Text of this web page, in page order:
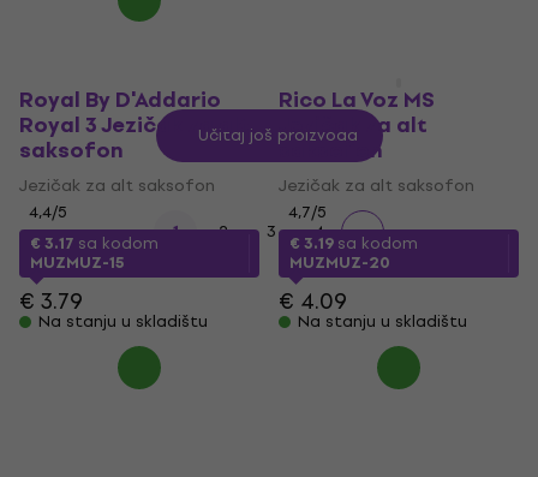
Royal By D'Addario
Royal 3 Jezičak za alt
saksofon
Jezičak za alt saksofon
4,4/5
€ 3.17 sa kodom
MUZMUZ-15
€ 3.79
Na stanju u skladištu
Rico La Voz MS
Jezičak za alt
saksofon
Jezičak za alt saksofon
4,7/5
€ 3.19sa kodom
MUZMUZ-20
€ 4.09
Na stanju u skladištu
Učitaj još proizvoda
1 2 3 4